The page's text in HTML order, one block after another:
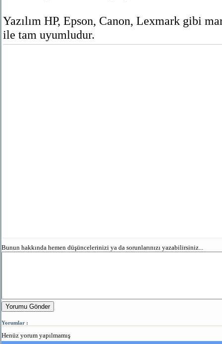
Yazılım HP, Epson, Canon, Lexmark gibi
ile tam uyumludur.
Bunun hakkında hemen düşüncelerinizi ya da sorunlarınızı yazabilirsiniz...
Yorumu Gönder
Yorumlar :
Henüz yorum yapılmamış